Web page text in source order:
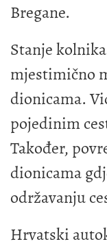
Bregane.
Stanje
mjestimično
dionicama.
pojedinim
Također,
dionicama
održavanju
Hrvatski